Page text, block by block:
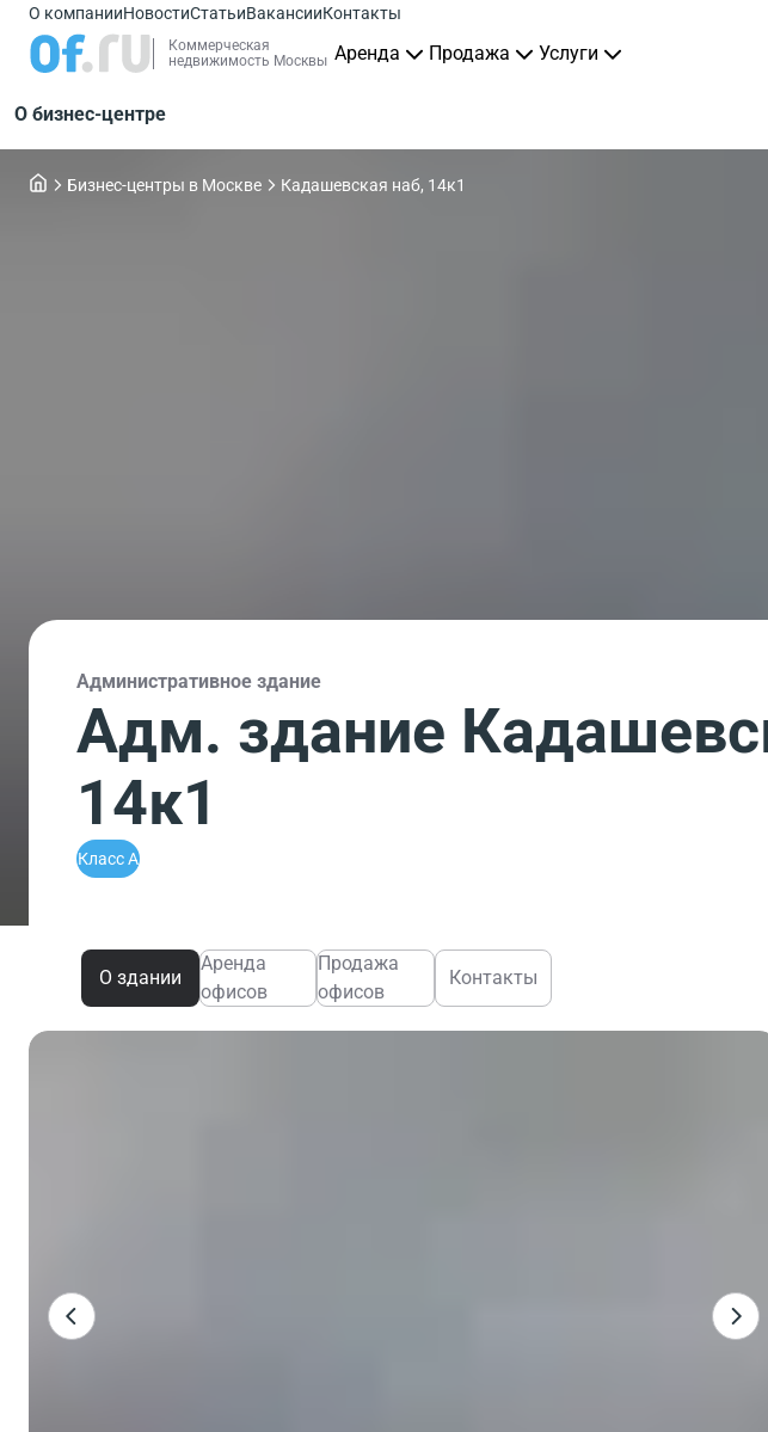
О компанииНовостиСтатьиВакансииКонтакты
Коммерческая
недвижимость Москвы Аренда Продажа Услуги
О бизнес-центре
Бизнес-центры в Москве Кадашевская наб, 14к1
Административное здание
Адм. здание
14к1
Класс A
О здании
Аренда
офисов
Продажа
офисов
Контакты